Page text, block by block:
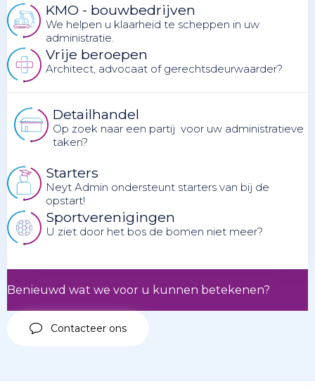
KMO - bouwbedrijven
We helpen u klaarheid te scheppen in uw
administratie.
Vrije beroepen
Architect, advocaat of gerechtsdeurwaarder?
Detailhandel
Op zoek naar een partij voor uw administratieve
taken?
Starters
Neyt Admin ondersteunt starters van bij de
opstart!
Sportverenigingen
U ziet door het bos de bomen niet meer?
Benieuwd wat we voor u kunnen betekenen?
Contacteer ons